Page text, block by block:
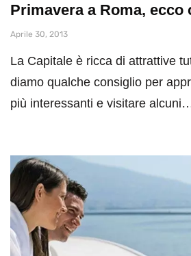
Primavera a Roma, ecco
Aprile 30, 2013
La Capitale è ricca di attrattive
diamo qualche consiglio per
più interessanti e visitare